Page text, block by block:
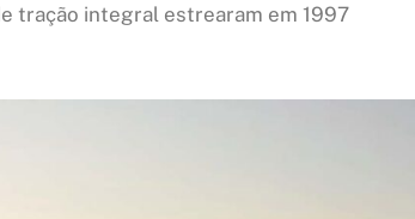
tração integral estrearam em 1997